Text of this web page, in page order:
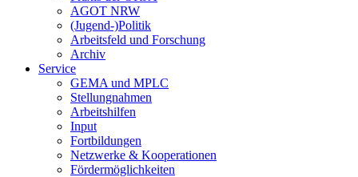
AGOT NRW
(Jugend-)Politik
Arbeitsfeld und Forschung
Archiv
Service
GEMA und MPLC
Stellungnahmen
Arbeitshilfen
Input
Fortbildungen
Netzwerke & Kooperationen
Fördermöglichkeiten